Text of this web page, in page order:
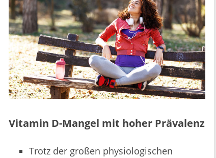
Vitamin D-Mangel mit hoher Prävalenz
Trotz der großen physiologischen